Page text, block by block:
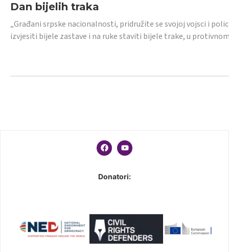
Dan bijelih traka
„Građani srpske nacionalnosti, pridružite se svojoj vojsci i
izvjesiti bijele zastave i na ruke staviti bijele trake, u
Donatori: